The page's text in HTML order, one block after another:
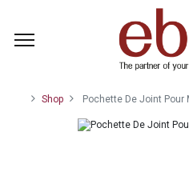
Shop Pochette De Joint Pour